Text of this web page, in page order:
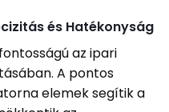
és Hatékonyság
az ipari
A pontos
elemek segítik a